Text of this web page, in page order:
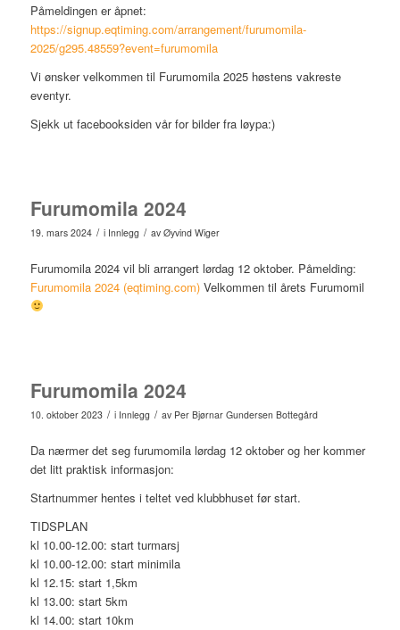
Påmeldingen er åpnet:
https://signup.eqtiming.com/arrangement/furumomila-
2025/g295.48559?event=furumomila
Vi ønsker velkommen til Furumomila 2025 høstens vakreste
eventyr.
Sjekk ut facebooksiden vår for bilder fra løypa:)
Furumomila 2024
19. mars 2024 / i Innlegg / av Øyvind Wiger
Furumomila 2024 vil bli arrangert lørdag 12 oktober. Påmelding:
Furumomila 2024 (eqtiming.com)Velkommen til årets Furumomil
Furumomila 2024
10. oktober 2023 / i Innlegg / av Per Bjørnar Gundersen Bottegård
Da nærmer det seg furumomila lørdag 12 oktober og her kommer
det litt praktisk informasjon:
Startnummer hentes i teltet ved klubbhuset før start.
TIDSPLAN
kl 10.00-12.00: start turmarsj
kl 10.00-12.00: start minimila
kl 12.15: start 1,5km
kl 13.00: start 5km
kl 14.00: start 10km